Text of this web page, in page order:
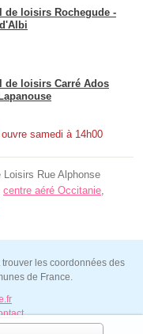
de loisirs Rochegude -
de loisirs Carré Ados
ouvre samedi à 14h00
Rue Alphonse
centre aéré Occitanie
les coordonnées des
de France.